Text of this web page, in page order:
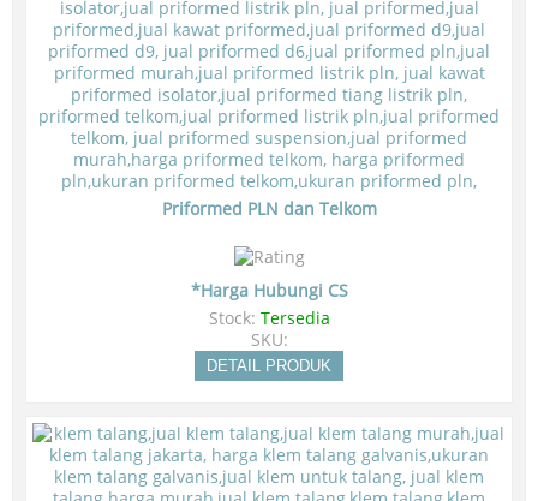
DETAIL PRODUK
Priformed PLN dan Telkom
*Harga Hubungi CS
Stock: Tersedia
SKU:
DETAIL PRODUK